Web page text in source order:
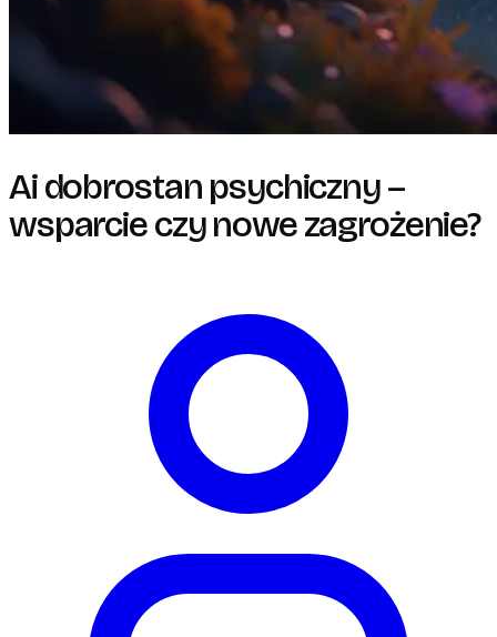
Ai dobrostan psychiczny –
wsparcie czy nowe zagrożenie?